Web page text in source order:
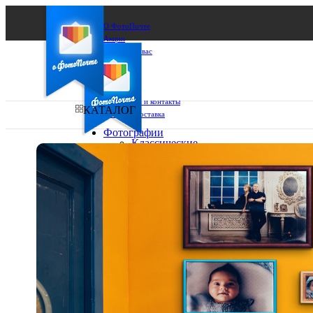
О ФотоПочте
Акции
Сделаем за вас
Бизнесу
FAQ
Франшиза
Поддержка и контакты
Оплата и доставка
Ваш город:
Выберите из списка:
КАТАЛОГ
Фотографии
Классические
10х10
10х15
13х18
15х15
30х30
30х40